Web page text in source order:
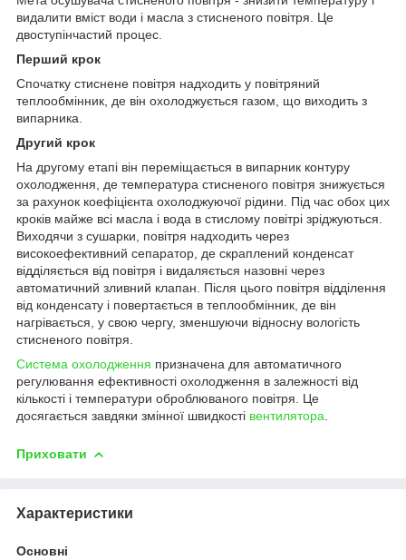
видалити вміст води і масла з стисненого повітря. Це
двоступінчастий процес.
Перший крок
Спочатку стиснене повітря надходить у повітряний
теплообмінник, де він охолоджується газом, що виходить з
випарника.
Другий крок
На другому етапі він переміщається в випарник контуру
охолодження, де температура стисненого повітря знижується
за рахунок коефіцієнта охолоджуючої рідини. Під час обох цих
кроків майже всі масла і вода в стислому повітрі зріджуються.
Виходячи з сушарки, повітря надходить через
високоефективний сепаратор, де скраплений конденсат
відділяється від повітря і видаляється назовні через
автоматичний зливний клапан. Після цього повітря відділення
від конденсату і повертається в теплообмінник, де він
нагрівається, у свою чергу, зменшуючи відносну вологість
стисненого повітря.
Система охолодження призначена для автоматичного
регулювання ефективності охолодження в залежності від
кількості і температури оброблюваного повітря. Це
досягається завдяки змінної швидкості вентилятора
Приховати
Характеристики
Основні